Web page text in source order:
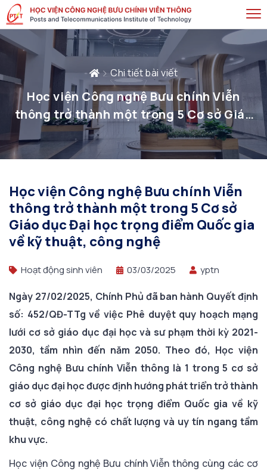
Chi tiết bài viết
Học viện Công nghệ Bưu chính Viễn
thông trở thành một trong 5 Cơ sở Giáo
dục Đại học trọng điểm Quốc gia về kỹ
thuật, công nghệ
Học viện Công nghệ Bưu chính Viễn
thông trở thành một trong 5 Cơ sở
Giáo dục Đại học trọng điểm Quốc gia
về kỹ thuật, công nghệ
Hoạt động sinh viên 03/03/2025 yptn
Ngày 27/02/2025, Chính Phủ đã ban hành Quyết định
số: 452/QĐ-TTg về việc Phê duyệt quy hoạch mạng
lưới cơ sở giáo dục đại học và sư phạm thời kỳ 2021-
2030, tầm nhìn đến năm 2050. Theo đó, Học viện
Công nghệ Bưu chính Viễn thông là 1 trong 5 cơ sở
giáo dục đại học được định hướng phát triển trở thành
cơ sở giáo dục đại học trọng điểm Quốc gia về kỹ
thuật, công nghệ có chất lượng và uy tín ngang tầm
khu vực.
Học viện Công nghệ Bưu chính Viễn thông cùng các cơ